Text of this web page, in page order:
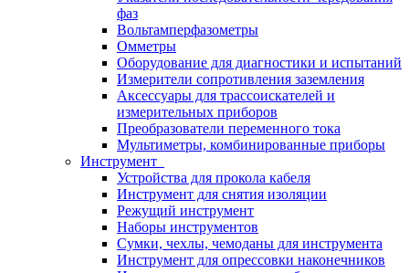
фаз
Вольтамперфазометры
Омметры
Оборудование для диагностики и испытаний
Измерители сопротивления заземления
Аксессуары для трассоискателей и
измерительных приборов
Преобразователи переменного тока
Мультиметры, комбинированные приборы
Инструмент
Устройства для прокола кабеля
Инструмент для снятия изоляции
Режущий инструмент
Наборы инструментов
Сумки, чехлы, чемоданы для инструмента
Инструмент для опрессовки наконечников